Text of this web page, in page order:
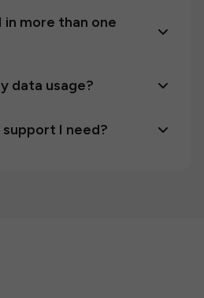
in more than one
data usage?
I need?